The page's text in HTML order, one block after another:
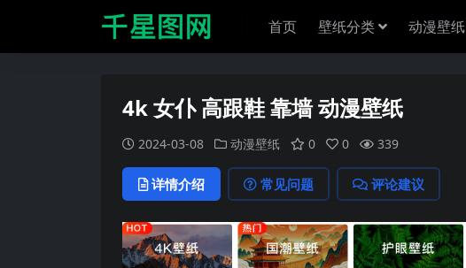
首页 壁纸分类 动漫壁纸
4k 女仆 高跟鞋 靠墙 动漫壁纸
2024-03-08 动漫壁纸 0 0 339
详情介绍 常见问题 评论建议